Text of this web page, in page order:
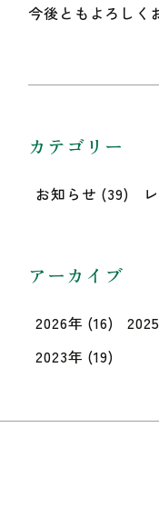
今後ともよろしく
カテゴリー
お知らせ (39)
アーカイブ
2026年 (16)
2023年 (19)